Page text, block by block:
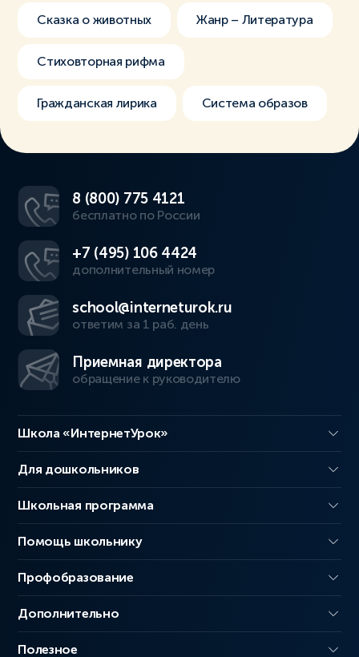
Сказка о животных Жанр – Литература
Стиховторная рифма
Гражданская лирика Система образов
8 (800) 775 4121
бесплатно по России
+7 (495) 106 4424
дополнительный номер
school@interneturok.ru
ответим за 1 раб. день
Приемная директора
обращение к руководителю
Школа «ИнтернетУрок»
Для дошкольников
Школьная программа
Помощь школьнику
Профобразование
Дополнительно
Полезное